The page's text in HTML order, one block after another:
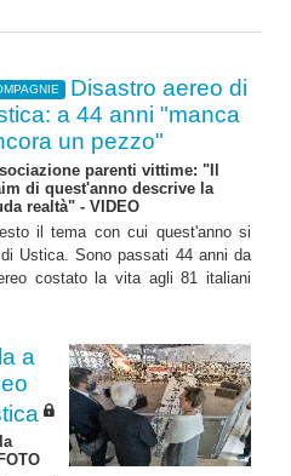
Disastro aereo di
a 44 anni "manca
un pezzo"
parenti vittime: "Il
di quest'anno descrive la
realtà" - VIDEO
il tema con cui quest'anno si
Ustica. Sono passati 44 anni da
costato la vita agli 81 italiani
a